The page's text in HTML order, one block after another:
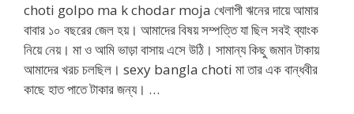
choti golpo ma k chodar moja খেলাপী ঋনের দায়ে আমার
বাবার ১০ বছরের জেল হয়। আমাদের বিষয় সম্পত্তি যা ছিল সবই ব্যাংক
নিয়ে নেয়। মা ও আমি ভাড়া বাসায় এসে উঠি। সামান্য কিছু জমান টাকায়
আমাদের খরচ চলছিল। sexy bangla choti মা তার এক বান্ধবীর
কাছে হাত পাতে টাকার জন্য। …